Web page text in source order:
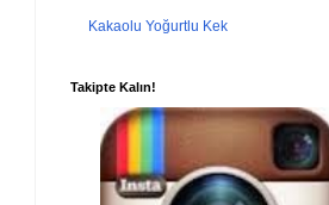
Kakaolu Yoğurtlu Kek
Takipte Kalın!